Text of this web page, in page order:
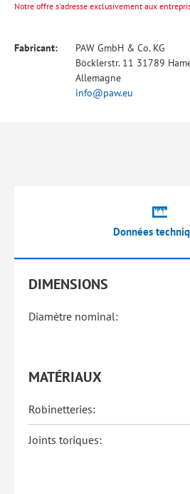
Notre offre s'adresse exclusivement aux
Fabricant:
PAW GmbH & Co. KG
Böcklerstr. 11 31789
Allemagne
info@paw.eu
Données
DIMENSIONS
Diamètre nominal:
MATÉRIAUX
Robinetteries:
Joints toriques: